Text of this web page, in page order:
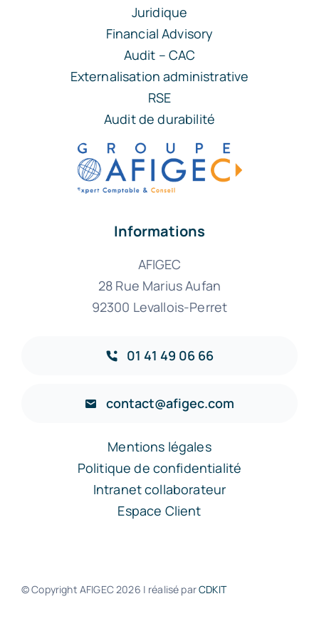
Juridique
Financial Advisory
Audit – CAC
Externalisation administrative
RSE
Audit de durabilité
Informations
AFIGEC
28 Rue Marius Aufan
92300 Levallois-Perret
01 41 49 06 66
contact@afigec.com
Mentions légales
Politique de confidentialité
Intranet collaborateur
Espace Client
© Copyright AFIGEC2026 | réalisé parCDKIT